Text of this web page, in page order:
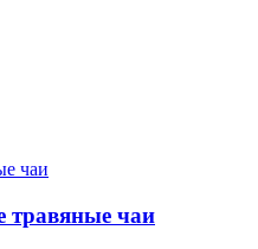
травяные чаи